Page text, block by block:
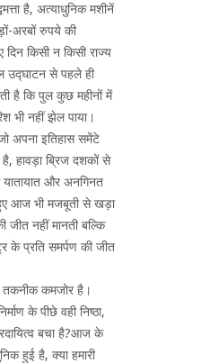
है, अत्याधुनिक मशीनें
अरबों रुपये की
दिन किसी न किसी राज्य
उद्घाटन से पहले ही
है कि पुल कुछ महीनों में
भी नहीं झेल पाया।
अपना इतिहास समेंटे
हावड़ा ब्रिज दशकों से
और अनगिनत
आज भी मजबूती से खड़ा
नहीं मानती बल्कि
के प्रति समर्पण की जीत
कमजोर है।
के पीछे वही निष्ठा,
बचा है?आज के
हुई है, क्या हमारी